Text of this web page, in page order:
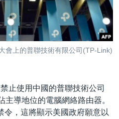
會上的普聯技術有限公司(TP-Link)
止使用中國的普聯技術公司
導地位的電腦網絡路由器。
令，這將顯示美國政府願意以